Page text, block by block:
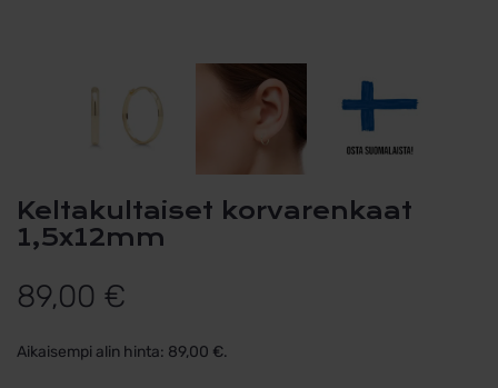
Keltakultaiset korvarenkaat
1,5x12mm
89,00 €
Aikaisempi alin hinta: 89,00 €.